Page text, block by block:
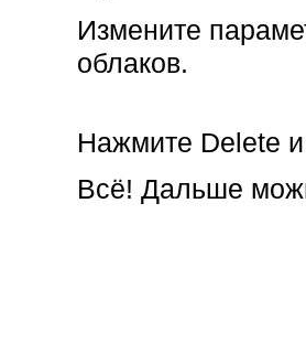
Измените
облаков.
Нажмите Delete и
Всё! Дальше